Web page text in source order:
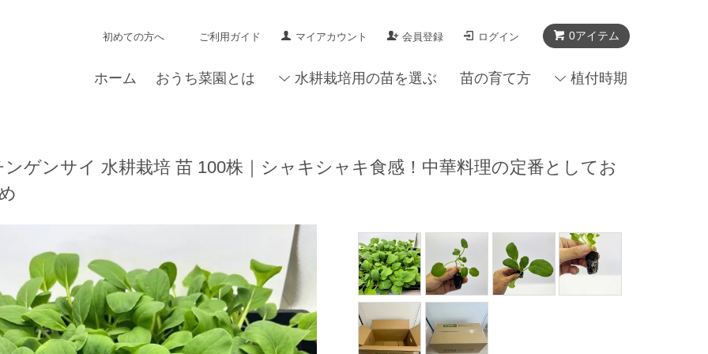
0アイテム
初めての方へ ご利用ガイド マイアカウント 会員登録 ログイン
ホーム おうち菜園とは 水耕栽培用の苗を選ぶ 苗の育て方 植付時期
ンゲンサイ 水耕栽培 苗 100株｜シャキシャキ食感！中華料理の定番としてお